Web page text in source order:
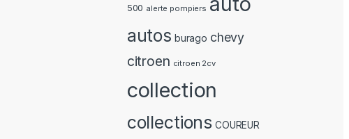
500 alerte pompiers
autos burago chevy
citroen citroen 2cv
collection
collections COUREUR